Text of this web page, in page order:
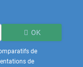
OK
de
de